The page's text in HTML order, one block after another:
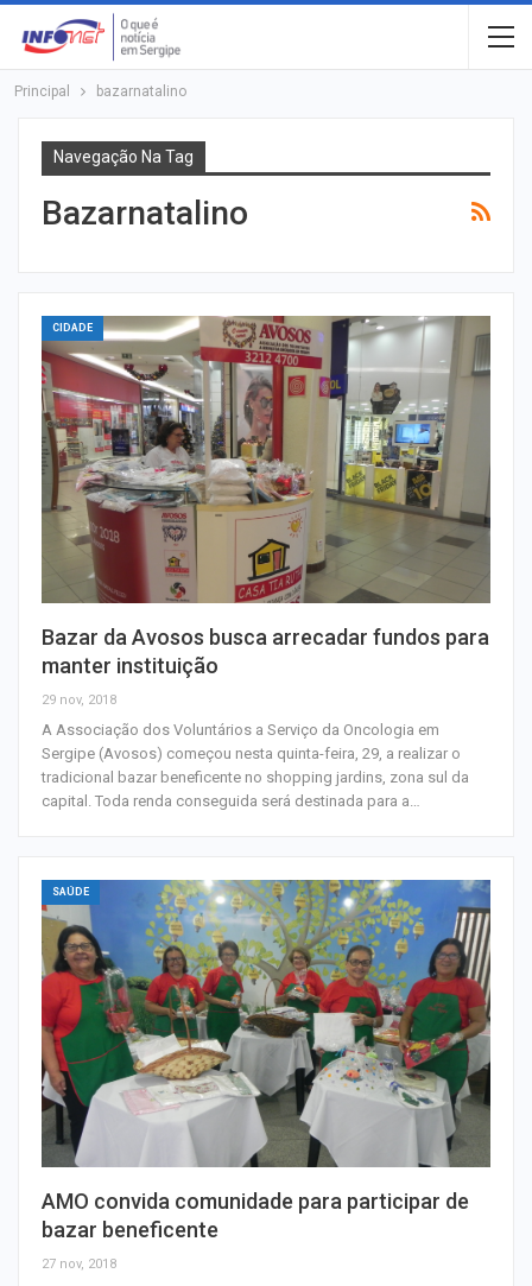
Principal bazarnatalino
Navegação Na Tag
Bazarnatalino
CIDADE
Bazar da Avosos busca arrecadar fundos para
manter instituição
29 nov, 2018
A Associação dos Voluntários a Serviço da Oncologia em
Sergipe (Avosos) começou nesta quinta-feira, 29, a realizar o
tradicional bazar beneficente no shopping jardins, zona sul da
capital. Toda renda conseguida será destinada para a…
SAÚDE
AMO convida comunidade para participar de
bazar beneficente
27 nov, 2018